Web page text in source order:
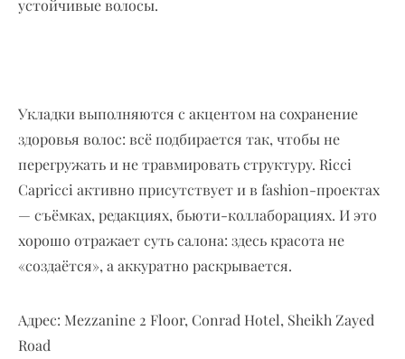
устойчивые волосы.
Укладки выполняются с акцентом на сохранение
здоровья волос: всё подбирается так, чтобы не
перегружать и не травмировать структуру. Ricci
Capricci активно присутствует и в fashion-проектах
— съёмках, редакциях, бьюти-коллаборациях. И это
хорошо отражает суть салона: здесь красота не
«создаётся», а аккуратно раскрывается.
Адрес: Mezzanine 2 Floor, Conrad Hotel, Sheikh Zayed
Road